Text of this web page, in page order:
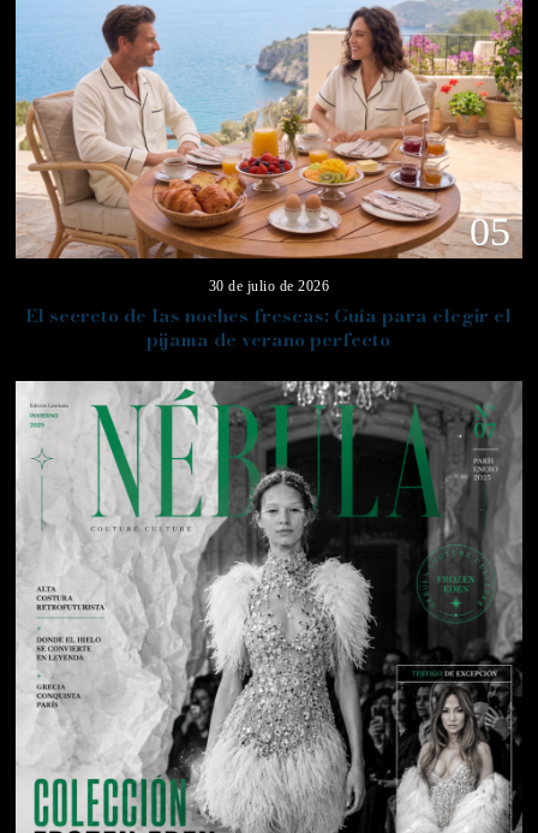
05
30 de julio de 2026
El secreto de las noches frescas: Guía para elegir el
pijama de verano perfecto